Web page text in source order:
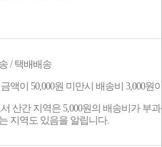
/ 택배배송
액이 50,000원 미만시 배송비 3,000원
산간 지역은 5,000원의 배송비가 부
지역도 있음을 알립니다.